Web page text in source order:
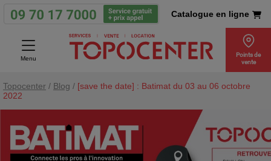
Catalogue en ligne
Menu
Points de
vente
Topocenter / Blog / [save the date] : Batimat du 03 au 06 octobre
2022